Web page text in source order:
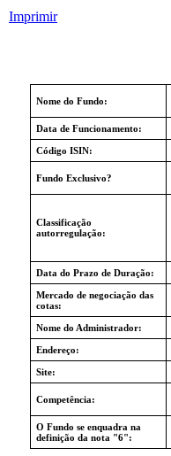
Imprimir
Nome do Fundo:
Data de Funcionamento:
Código ISIN:
Fundo Exclusivo?
Classificação
autorregulação:
Data do Prazo de Duração:
Mercado de negociação das
cotas:
Nome do Administrador:
Endereço:
Site:
Competência:
O Fundo se enquadra na
definição da nota "6":